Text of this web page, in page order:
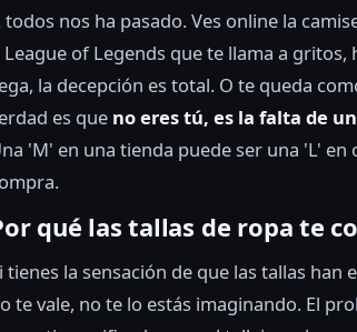
todos nos ha pasado. Ves online la
League of Legends que te llama a
la decepción es total. O te queda
es que no eres tú, es la falta de
'M' en una tienda puede ser una 'L' en
qué las tallas de ropa te
tienes la sensación de que las tallas
te vale, no te lo estás imaginando. El